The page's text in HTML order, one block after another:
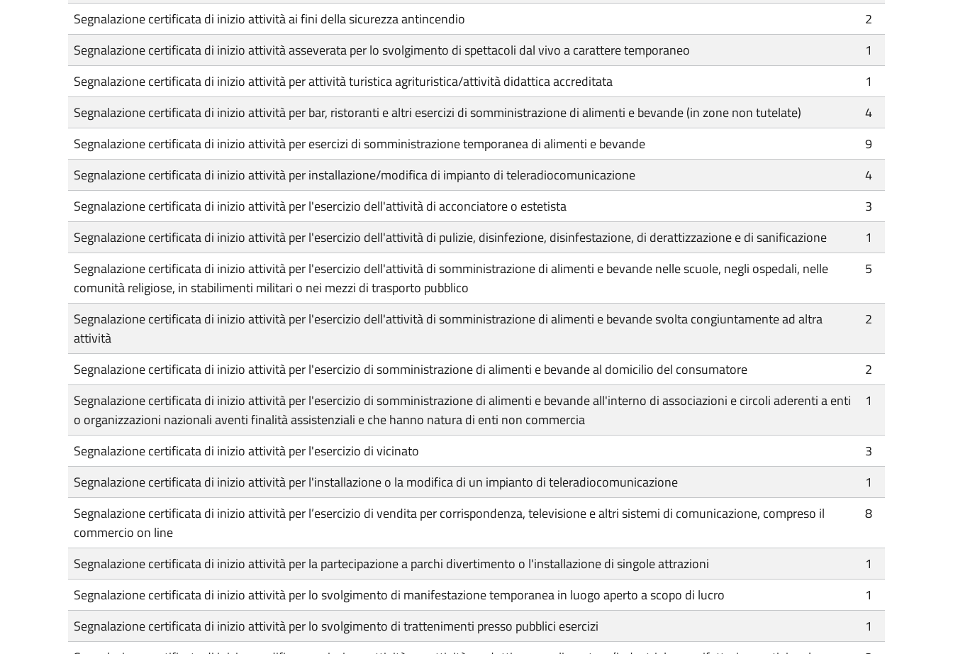
Segnalazione certificata di inizio attività ai fini della sicurezza antincendio
2
Segnalazione certificata di inizio attività asseverata per lo svolgimento di spettacoli dal vivo a carattere temporaneo
1
Segnalazione certificata di inizio attività per attività turistica agrituristica/attività didattica accreditata
1
Segnalazione certificata di inizio attività per bar, ristoranti e altri esercizi di somministrazione di alimenti e bevande (in zone non tutelate)
4
Segnalazione certificata di inizio attività per esercizi di somministrazione temporanea di alimenti e bevande
9
Segnalazione certificata di inizio attività per installazione/modifica di impianto di teleradiocomunicazione
4
Segnalazione certificata di inizio attività per l'esercizio dell'attività di acconciatore o estetista
3
Segnalazione certificata di inizio attività per l'esercizio dell'attività di pulizie, disinfezione, disinfestazione, di derattizzazione e di sanificazione
1
Segnalazione certificata di inizio attività per l'esercizio dell'attività di somministrazione di alimenti e bevande nelle scuole, negli ospedali, nelle
comunità religiose, in stabilimenti militari o nei mezzi di trasporto pubblico
5
Segnalazione certificata di inizio attività per l'esercizio dell'attività di somministrazione di alimenti e bevande svolta congiuntamente ad altra
attività
2
Segnalazione certificata di inizio attività per l'esercizio di somministrazione di alimenti e bevande al domicilio del consumatore
2
Segnalazione certificata di inizio attività per l'esercizio di somministrazione di alimenti e bevande all'interno di associazioni e circoli aderenti a enti
o organizzazioni nazionali aventi finalità assistenziali e che hanno natura di enti non commercia
1
Segnalazione certificata di inizio attività per l'esercizio di vicinato
3
Segnalazione certificata di inizio attività per l'installazione o la modifica di un impianto di teleradiocomunicazione
1
Segnalazione certificata di inizio attività per l’esercizio di vendita per corrispondenza, televisione e altri sistemi di comunicazione, compreso il
commercio on line
8
Segnalazione certificata di inizio attività per la partecipazione a parchi divertimento o l'installazione di singole attrazioni
1
Segnalazione certificata di inizio attività per lo svolgimento di manifestazione temporanea in luogo aperto a scopo di lucro
1
Segnalazione certificata di inizio attività per lo svolgimento di trattenimenti presso pubblici esercizi
1